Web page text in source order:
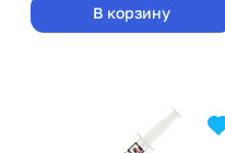
В корзину